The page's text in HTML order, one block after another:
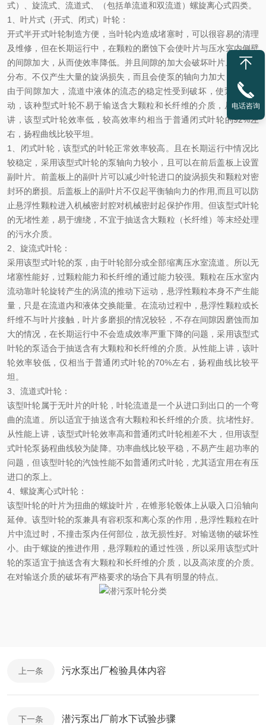
式）、旋流式、流道式、（包括单流道和双流道）螺旋离心式四类。
1、叶片式（开式、闭式）叶轮：
开式半开式叶轮制造方便，当叶轮内造成堵塞时，可以很容易的清理
及维修，但在长期运行中，在颗粒的磨蚀下会使叶片与压水室内侧壁
的间隙加大，从而使效率降低。并且间隙的加大会破坏叶片上的压差
分布。不仅产生大量的旋涡损失，而且会使泵的轴向力加大，同时，
由于间隙加大，流道中液体的流态的稳定性受到破坏，使泵产生振
动，该种型式叶轮不易于输送含大颗粒和长纤维的介质，从性能上
讲，该型式叶轮效率低，较高效率约相当于普通闭式叶轮的92%左
右，扬程曲线比较平坦。
1、 闭式叶轮，该型式的叶轮正常效率较高。且在长期运行中情况比
较稳定，采用该型式叶轮的泵轴向力较小，且可以在前后盖板上设置
副叶片。前盖板上的副叶片可以减少叶轮进口的旋涡损失和颗粒对密
封环的磨损。后盖板上的副叶片不仅起平衡轴向力的作用 ,而且可以防
止悬浮性颗粒进入机械密封腔对机械密封起保护作用。但该型式叶轮
的无堵性差，易于缠绕，不宜于抽送含大颗粒（长纤维）等末经处理
的污水介质。
2 、旋流式叶轮：
采用该型式叶轮的泵，由于叶轮部分或全部缩离压水室流道。所以无
堵塞性能好，过颗粒能力和长纤维的通过能力较强。颗粒在压水室内
流动靠叶轮旋转产生的涡流的推动下运动，悬浮性颗粒本身不产生能
量，只是在流道内和液体交换能量。在流动过程中，悬浮性颗粒或长
纤维不与叶片接触，叶片多磨损的情况较轻，不存在间隙因磨蚀而加
大的情况，在长期运行中不会造成效率严重下降的问题，采用该型式
叶轮的泵适合于抽送含有大颗粒和长纤维的介质。从性能上讲，该叶
轮效率较低，仅相当于普通闭式叶轮的70%左右，扬程曲线比较平
坦。
3 、流道式叶轮：
该型叶轮属于无叶片的叶轮，叶轮流道是一个从进口到出口的一个弯
曲的流道。所以适宜于抽送含有大颗粒和长纤维的介质。抗堵性好。
从性能上讲，该型式叶轮效率高和普通闭式叶轮相差不大，但用该型
式叶轮泵扬程曲线较为陡降。功率曲线比较平稳，不易产生超功率的
问题，但该型叶轮的汽蚀性能不如普通闭式叶轮，尤其适宜用在有压
进口的泵上。
4 、螺旋离心式叶轮：
该型叶轮的叶片为扭曲的螺旋叶片，在锥形轮毂体上从吸入口沿轴向
延伸。该型叶轮的泵兼具有容积泵和离心泵的作用，悬浮性颗粒在叶
片中流过时，不撞击泵内任何部位，故无损性好。对输送物的破坏性
小。由于螺旋的推进作用，悬浮颗粒的通过性强，所以采用该型式叶
轮的泵适宜于抽送含有大颗粒和长纤维的介质，以及高浓度的介质。
在对输送介质的破坏有严格要求的场合下具有明显的特点。
上一条 污水泵出厂检验具体内容
下一条 潜污泵出厂前水下试验步骤
电话咨询